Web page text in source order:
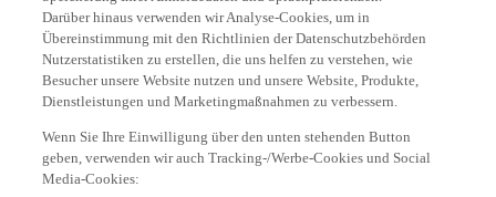
Darüber hinaus verwenden wir Analyse-Cookies, um in
Übereinstimmung mit den Richtlinien der Datenschutzbehörden
Nutzerstatistiken zu erstellen, die uns helfen zu verstehen, wie
Besucher unsere Website nutzen und unsere Website, Produkte,
Dienstleistungen und Marketingmaßnahmen zu verbessern.
Wenn Sie Ihre Einwilligung über den unten stehenden Button
geben, verwenden wir auch Tracking-/Werbe-Cookies und Social
Media-Cookies: